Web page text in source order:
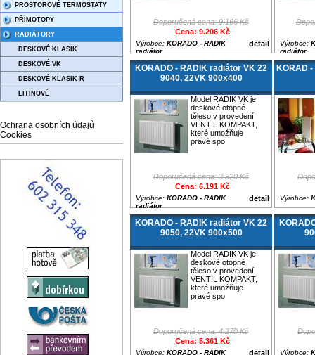
PROSTOROVÉ TERMOSTATY
PŘÍMOTOPY
RADIÁTORY
DESKOVÉ KLASIK
DESKOVÉ VK
DESKOVÉ KLASIK-R
LITINOVÉ
Ochrana osobních údajů
Cookies
Doporučená cena: 9.166 Kč
Cena: 9.206 Kč
detail
Výrobce: KORADO - RADIK
radiátor
Výrobce:
radiátor
KORADO - RADIK radiátor VK 22
9040, 22VK 900x400
Model RADIK VK je
deskové otopné
těleso v provedení
VENTIL KOMPAKT,
které umožňuje
pravé spo
Doporučená cena: 3.920 Kč
Cena: 6.191 Kč
detail
Výrobce: KORADO - RADIK
radiátor
KORAD
Výrobce:
KORADO - RADIK radiátor VK 22
9050, 22VK 900x500
Model RADIK VK je
deskové otopné
těleso v provedení
VENTIL KOMPAKT,
které umožňuje
pravé spo
Doporučená cena: 4.270 Kč
Cena: 5.361 Kč
detail
Výrobce: KORADO - RADIK
Výrobce: